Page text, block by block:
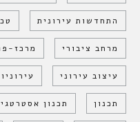
התחדשות עירונית
מרחב ציבורי מרכז-
עיצוב עירוני
תכנון תכנון אסטרטגי